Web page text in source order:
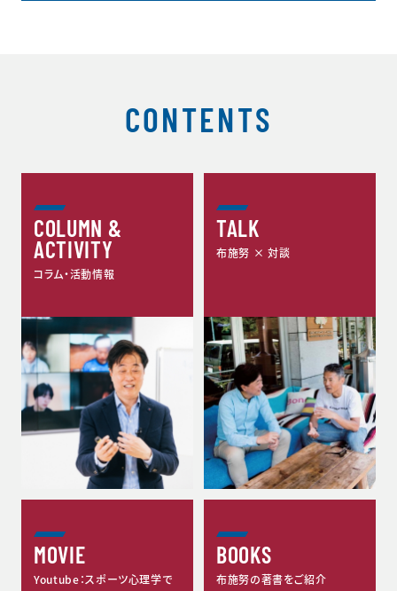
CONTENTS
COLUMN &
ACTIVITY
コラム・活動情報
TALK
布施努 × 対談
MOVIE
Youtube：スポーツ心理学で
BOOKS
布施努の著書をご紹介